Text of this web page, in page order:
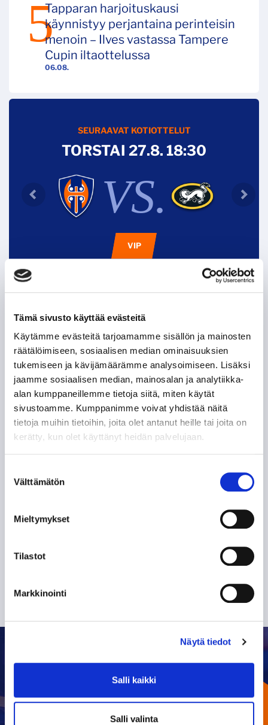
Tämä sivusto käyttää evästeitä
Käytämme evästeitä tarjoamamme sisällön ja mainosten
räätälöimiseen, sosiaalisen median ominaisuuksien
tukemiseen ja kävijämäärämme analysoimiseen. Lisäksi
jaamme sosiaalisen median, mainosalan ja analytiikka-
alan kumppaneillemme tietoja siitä, miten käytät
sivustoamme. Kumppanimme voivat yhdistää näitä
tietoja muihin tietoihin, joita olet antanut heille tai joita on
kerätty, kun olet käyttänyt heidän palvelujaan.
valinta
Välttämätön
Mieltymykset
Tilastot
Markkinointi
Näytä tiedot
Salli kaikki
Salli valinta
06.08.
Tapparan harjoituskausi
käynnistyy perjantaina perinteisin
menoin – Ilves vastassa Tampere
Cupin iltaottelussa
SEURAAVAT KOTIOTTELUT
TORSTAI 27.8. 18:30
VS.
VIP
Tappara uutiskirje
OTTELUKALENTERI